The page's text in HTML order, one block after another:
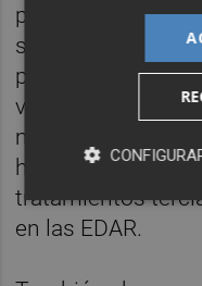
planes
sobrepoblación
potenciación de la
valorización
mejora en la
hidráulica
tratamientos
en las EDAR.